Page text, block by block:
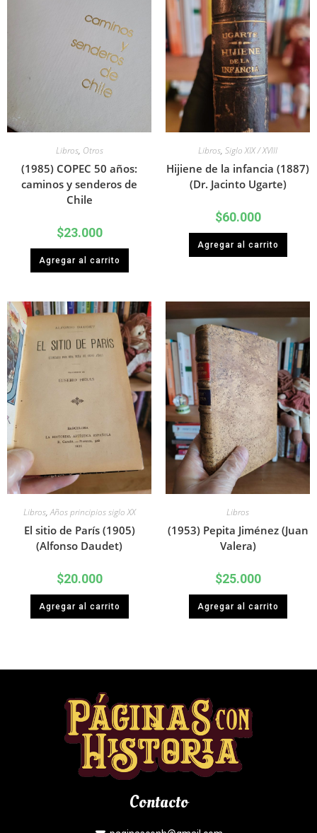
Libros, Otros
(1985) COPEC 50 años:
caminos y senderos de
Chile
$23.000
Agregar al carrito
Libros, Siglo XIX / XVIII
Hijiene de la infancia (1887)
(Dr. Jacinto Ugarte)
$60.000
Agregar al carrito
Libros,Años principios siglo XX
El sitio de París (1905)
(Alfonso Daudet)
$20.000
Agregar al carrito
Libros
(1953) Pepita Jiménez (Juan
Valera)
$25.000
Agregar al carrito
Contacto